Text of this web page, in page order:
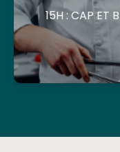
15H : CAP ET